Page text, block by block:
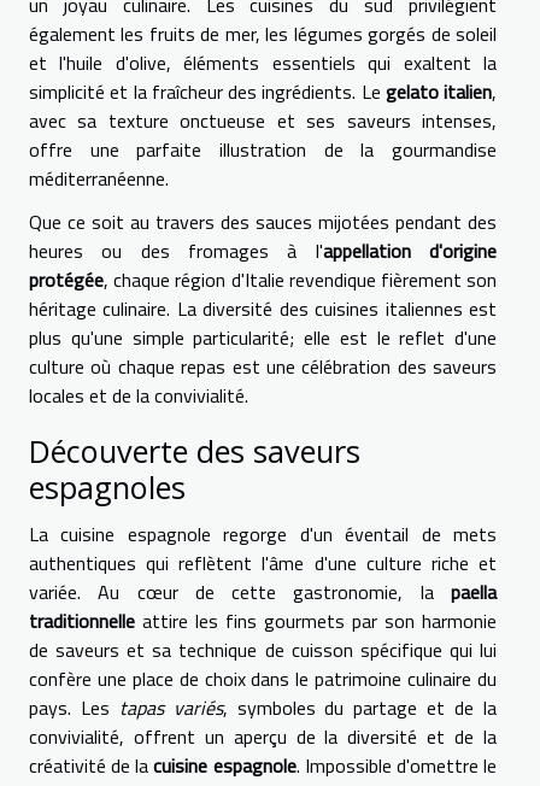
également les fruits de mer, les légumes gorgés de soleil
et l'huile d'olive, éléments essentiels qui exaltent la
simplicité et la fraîcheur des ingrédients. Le gelato italien,
avec sa texture onctueuse et ses saveurs intenses,
offre une parfaite illustration de la gourmandise
méditerranéenne.
Que ce soit au travers des sauces mijotées pendant des
heures ou des fromages à l'appellation d'origine
protégée, chaque région d'Italie revendique fièrement son
héritage culinaire. La diversité des cuisines italiennes est
plus qu'une simple particularité; elle est le reflet d'une
culture où chaque repas est une célébration des saveurs
locales et de la convivialité.
Découverte des saveurs
espagnoles
La cuisine espagnole regorge d'un éventail de mets
authentiques qui reflètent l'âme d'une culture riche et
variée. Au cœur de cette gastronomie, la paella
traditionnelle attire les fins gourmets par son harmonie
de saveurs et sa technique de cuisson spécifique qui lui
confère une place de choix dans le patrimoine culinaire du
pays. Les tapas variés, symboles du partage et de la
convivialité, offrent un aperçu de la diversité et de la
créativité de lacuisine espagnole. Impossible d'omettre le